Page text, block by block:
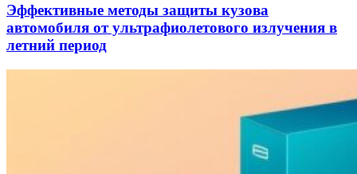
Эффективные методы защиты кузова
автомобиля от ультрафиолетового излучения в
летний период